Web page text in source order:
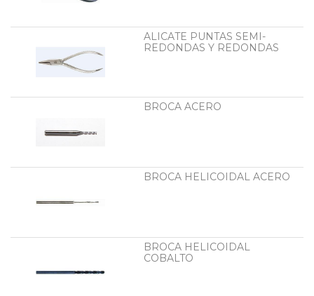
ALICATE PUNTAS SEMI-
REDONDAS Y REDONDAS
BROCA ACERO
BROCA HELICOIDAL ACERO
BROCA HELICOIDAL
COBALTO